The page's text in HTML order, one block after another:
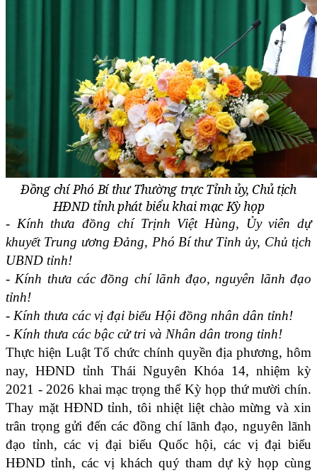
Đồng chí Phó Bí thư Thường trực Tỉnh ủy, Chủ tịch
HĐND tỉnh phát biểu khai mạc Kỳ họp
- Kính thưa đồng chí Trịnh Việt Hùng, Ủy viên dự
khuyết Trung ương Đảng, Phó Bí thư Tỉnh ủy, Chủ tịch
UBND tỉnh!
- Kính thưa các đồng chí lãnh đạo, nguyên lãnh đạo
tỉnh!
- Kính thưa các vị đại biểu Hội đồng nhân dân tỉnh!
- Kính thưa các bậc cử tri và Nhân dân trong tỉnh!
Thực hiện Luật Tổ chức chính quyền địa phương, hôm
nay, HĐND tỉnh Thái Nguyên Khóa 14, nhiệm kỳ
2021 - 2026 khai mạc trọng thể Kỳ họp thứ mười chín.
Thay mặt HĐND tỉnh, tôi nhiệt liệt chào mừng và xin
trân trọng gửi đến các đồng chí lãnh đạo, nguyên lãnh
đạo tỉnh, các vị đại biểu Quốc hội, các vị đại biểu
HĐND tỉnh, các vị khách quý tham dự kỳ họp cùng